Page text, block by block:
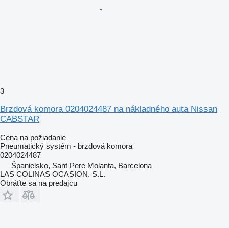
3
Brzdová komora 0204024487 na nákladného auta Nissan
CABSTAR
Cena na požiadanie
Pneumatický systém - brzdová komora
0204024487
Španielsko, Sant Pere Molanta, Barcelona
LAS COLINAS OCASION, S.L.
Obráťte sa na predajcu